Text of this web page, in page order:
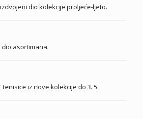
dio kolekcije proljeće-ljeto.
asortimana.
tenisice iz nove kolekcije do 3. 5.